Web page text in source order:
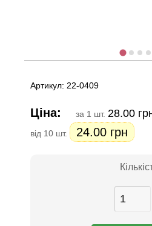
Артикул: 22-0409
Ціна: за 1 шт. 28.00
від 10 шт. 24.00 грн